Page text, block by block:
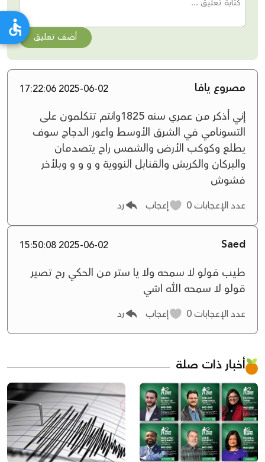
أضف تعليق
مصروع يافا 2025-06-02 17:22:06
إني أذكر من عمري سنه 1825وانتم تتكلمون على
التسونامي في الشرق الأوسط واعور الدجاج سوف
يطلع وكوكب الأرض والشمس راح يتصدمان
والبركان والكريش والقنابل النووية و و و و وبلأخر
فشوش
عدد الإعجابات إعجاب رد
Saed
2025-06-02 15:50:08
طيب قولو لا سمحه ولا يا ستر من الحكي رح تصير
قولو لا سمحه الله اشي
عدد الإعجابات إعجاب رد
أخبار ذات صلة